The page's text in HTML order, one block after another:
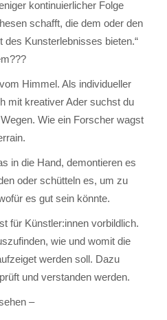
kontinuierlicher Folge
schafft, die dem oder den
des Kunsterlebnisses bieten.“
Himmel. Als individueller
mit kreativer Ader suchst du
Wie ein Forscher wagst
in die Hand, demontieren es
oder schütteln es, um zu
es gut sein könnte.
für Künstler:innen vorbildlich.
wie und womit die
werden soll. Dazu
und verstanden werden.
–